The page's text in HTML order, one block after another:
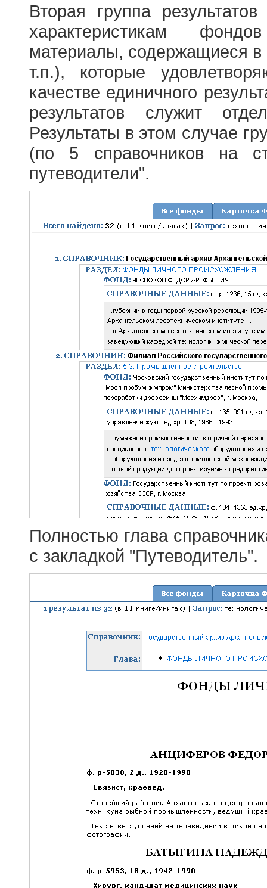
Вторая группа
характеристикам
материалы, содержащиеся в
т.п.), которые
качестве единичного
результатов служит
Результаты в этом случае
(по 5 справочников на
путеводители".
Полностью глава
с закладкой "Путеводитель".